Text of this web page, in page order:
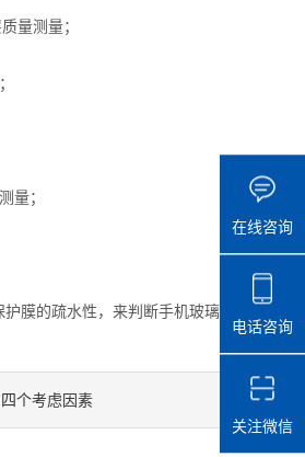
量测量；
量；
膜的疏水性，来判断手机玻璃
个考虑因素
在线咨询
电话咨询
关注微信